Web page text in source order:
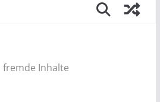
fremde Inhalte